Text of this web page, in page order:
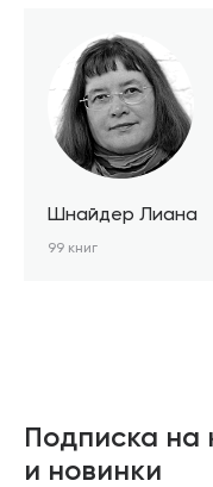
Шнайдер Лиана
99 книг
Подписка на
и новинки